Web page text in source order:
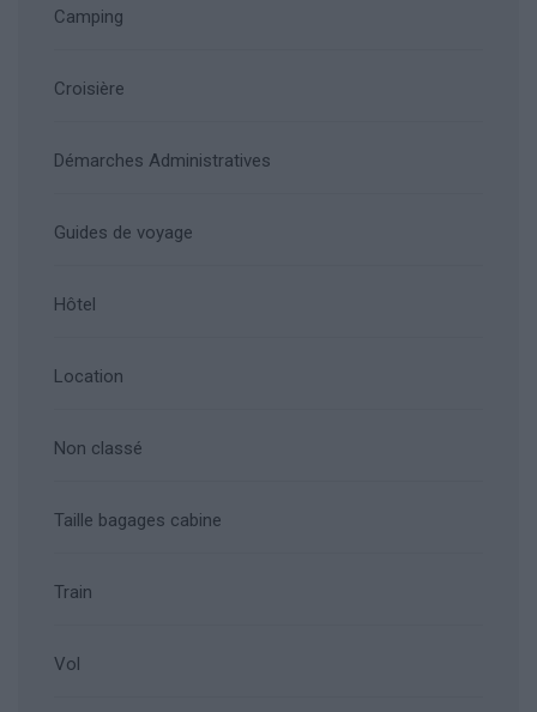
Camping
Croisière
Démarches Administratives
Guides de voyage
Hôtel
Location
Non classé
Taille bagages cabine
Train
Vol